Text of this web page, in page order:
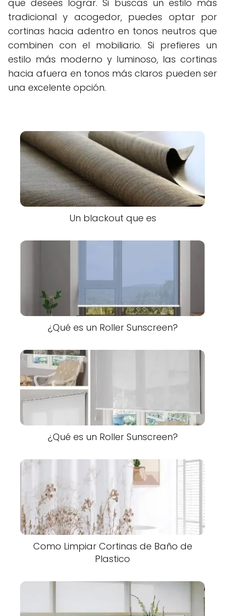
que desees lograr. Si buscas un estilo más
tradicional y acogedor, puedes optar por
cortinas hacia adentro en tonos neutros que
combinen con el mobiliario. Si prefieres un
estilo más moderno y luminoso, las cortinas
hacia afuera en tonos más claros pueden ser
una excelente opción.
Un blackout que es
¿Qué es un Roller Sunscreen?
¿Qué es un Roller Sunscreen?
Como Limpiar Cortinas de Baño de
Plastico